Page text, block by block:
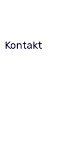
Kontakt